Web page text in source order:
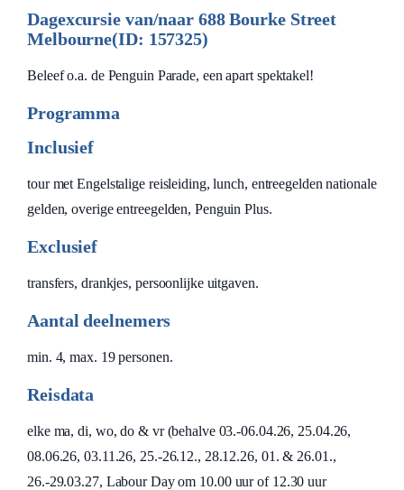
Dagexcursie van/naar 688 Bourke Street
Melbourne(ID: 157325)
Beleef o.a. de Penguin Parade, een apart spektakel!
Programma
Inclusief
tour met Engelstalige reisleiding, lunch, entreegelden nationale
gelden, overige entreegelden, Penguin Plus.
Exclusief
transfers, drankjes, persoonlijke uitgaven.
Aantal deelnemers
min. 4, max. 19 personen.
Reisdata
elke ma, di, wo, do & vr (behalve 03.-06.04.26, 25.04.26,
08.06.26, 03.11.26, 25.-26.12., 28.12.26, 01. & 26.01.,
26.-29.03.27, Labour Day om 10.00 uur of 12.30 uur